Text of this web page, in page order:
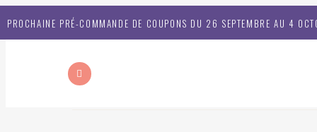
PROCHAINE PRÉ-COMMANDE DE COUPONS DU 26 SEPTEMBRE AU 4